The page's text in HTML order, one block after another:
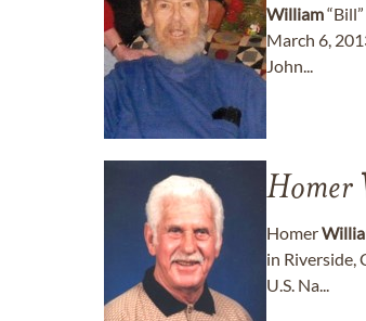
William
March 6,
John...
Homer
Homer
in Riverside,
U.S. Na...